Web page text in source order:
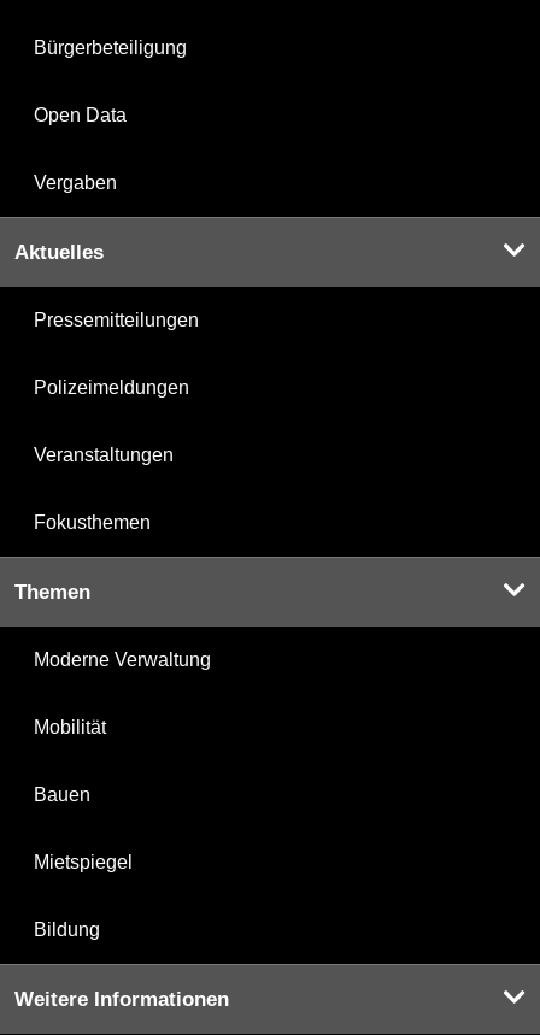
Bürgerbeteiligung
Open Data
Vergaben
Aktuelles
Pressemitteilungen
Polizeimeldungen
Veranstaltungen
Fokusthemen
Themen
Moderne Verwaltung
Mobilität
Bauen
Mietspiegel
Bildung
Weitere Informationen